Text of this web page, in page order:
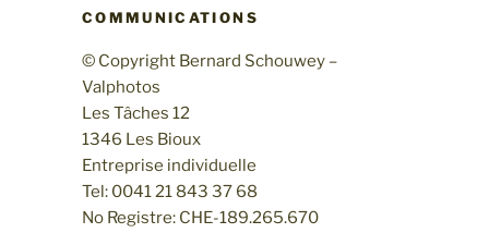
COMMUNICATIONS
© Copyright Bernard Schouwey –
Valphotos
Les Tâches 12
1346 Les Bioux
Entreprise individuelle
Tel: 0041 21 843 37 68
No Registre: CHE-189.265.670